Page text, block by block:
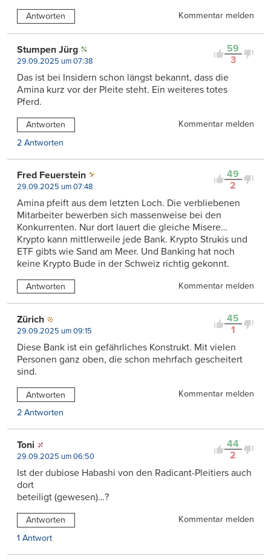
Antworten Kommentar melden
59
3
Stumpen Jürg
29.09.2025 um 07:38
Das ist bei Insidern schon längst bekannt, dass die
Amina kurz vor der Pleite steht. Ein weiteres totes
Pferd.
Antworten
Kommentar melden
2 Antworten
49
2
Fred Feuerstein
29.09.2025 um 07:48
Amina pfeift aus dem letzten Loch. Die verbliebenen
Mitarbeiter bewerben sich massenweise bei den
Konkurrenten. Nur dort lauert die gleiche Misere…
Krypto kann mittlerweile jede Bank. Krypto Strukis und
ETF gibts wie Sand am Meer. Und Banking hat noch
keine Krypto Bude in der Schweiz richtig gekonnt.
Antworten Kommentar melden
45
1
Zürich
29.09.2025 um 09:15
Diese Bank ist ein gefährliches Konstrukt. Mit vielen
Personen ganz oben, die schon mehrfach gescheitert
sind.
Antworten
Kommentar melden
2 Antworten
44
2
Toni
29.09.2025 um 06:50
Ist der dubiose Habashi von den Radicant-Pleitiers auch
dort
beteiligt (gewesen)…?
Antworten
Kommentar melden
1 Antwort